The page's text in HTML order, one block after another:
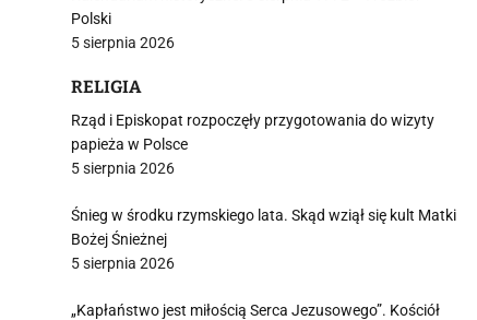
Polski
5 sierpnia 2026
RELIGIA
Rząd i Episkopat rozpoczęły przygotowania do wizyty
papieża w Polsce
5 sierpnia 2026
Śnieg w środku rzymskiego lata. Skąd wziął się kult Matki
Bożej Śnieżnej
5 sierpnia 2026
„Kapłaństwo jest miłością Serca Jezusowego”. Kościół